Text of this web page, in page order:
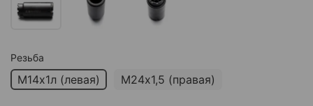
Резьба
М14х1л (левая) М24х1,5 (правая)